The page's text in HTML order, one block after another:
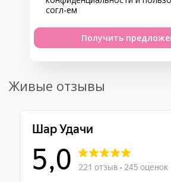
согл-ем
Получить
Живые отзывы